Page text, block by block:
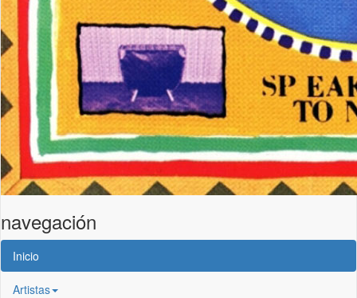
navegación
Inicio
Artistas